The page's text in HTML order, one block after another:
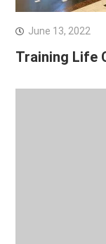
June 13, 2022
Training Life